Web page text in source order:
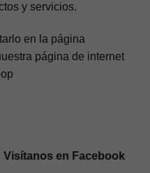
y servicios.
en la página
página de internet
Visítanos en Facebook